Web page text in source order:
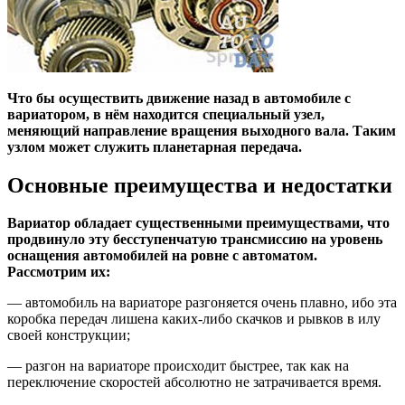
Что бы осуществить движение назад в автомобиле с
вариатором, в нём находится специальный узел,
меняющий направление вращения выходного вала. Таким
узлом может служить планетарная передача.
Основные преимущества и недостатки
Вариатор обладает существенными преимуществами, что
продвинуло эту бесступенчатую трансмиссию на уровень
оснащения автомобилей на ровне с автоматом.
Рассмотрим их:
— автомобиль на вариаторе разгоняется очень плавно, ибо эта
коробка передач лишена каких-либо скачков и рывков в илу
своей конструкции;
— разгон на вариаторе происходит быстрее, так как на
переключение скоростей абсолютно не затрачивается время.